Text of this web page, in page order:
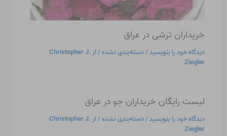
خریداران ترشی در عراق
دیدگاه‌ خود را بنویسید/دسته‌بندی نشده/ از Christopher J.
Ziegler
لیست رایگان خریداران جو در عراق
دیدگاه‌ خود را بنویسید/دسته‌بندی نشده/ از Christopher J.
Ziegler